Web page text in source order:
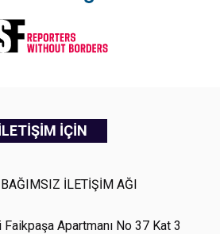
İÇİN
İLETİŞİM AĞI
Apartmanı No 37 Kat 3